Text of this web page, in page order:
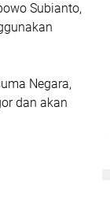
Subianto,
Negara,
dan akan